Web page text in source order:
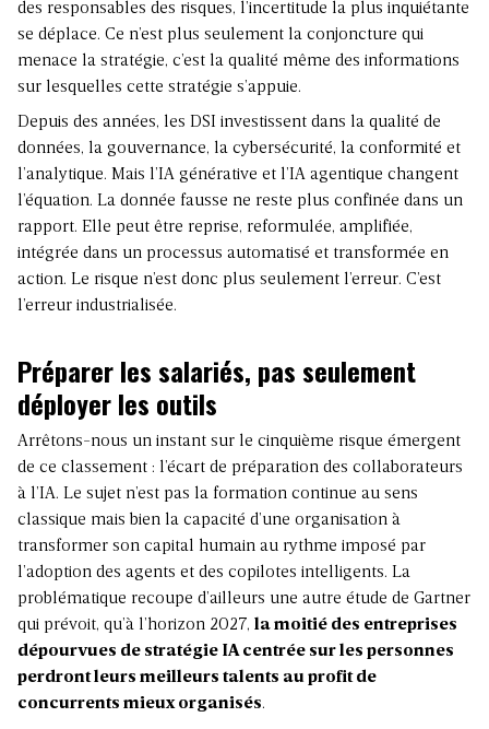
des responsables des risques, l’incertitude la plus inquiétante
se déplace. Ce n’est plus seulement la conjoncture qui
menace la stratégie, c’est la qualité même des informations
sur lesquelles cette stratégie s’appuie.
Depuis des années, les DSI investissent dans la qualité de
données, la gouvernance, la cybersécurité, la conformité et
l’analytique. Mais l’IA générative et l’IA agentique changent
l’équation. La donnée fausse ne reste plus confinée dans un
rapport. Elle peut être reprise, reformulée, amplifiée,
intégrée dans un processus automatisé et transformée en
action. Le risque n’est donc plus seulement l’erreur. C’est
l’erreur industrialisée.
Préparer les salariés, pas seulement
déployer les outils
Arrêtons-nous un instant sur le cinquième risque émergent
de ce classement : l’écart de préparation des collaborateurs
à l’IA. Le sujet n’est pas la formation continue au sens
classique mais bien la capacité d’une organisation à
transformer son capital humain au rythme imposé par
l’adoption des agents et des copilotes intelligents. La
problématique recoupe d’ailleurs une autre étude de Gartner
qui prévoit, qu’à l’horizon 2027, la moitié des entreprises
dépourvues de stratégie IA centrée sur les personnes
perdront leurs meilleurs talents au profit de
concurrents mieux organisés.